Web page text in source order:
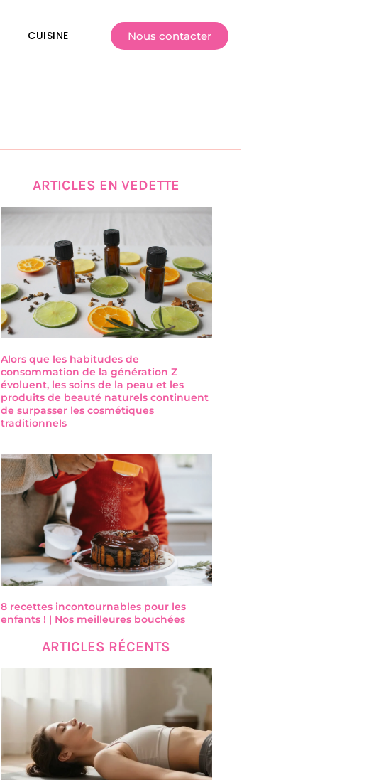
CUISINE Nous contacter
ARTICLES EN VEDETTE
Alors que les habitudes de
consommation de la génération Z
évoluent, les soins de la peau et les
produits de beauté naturels continuent
de surpasser les cosmétiques
traditionnels
8 recettes incontournables pour les
enfants ! | Nos meilleures bouchées
ARTICLES RÉCENTS